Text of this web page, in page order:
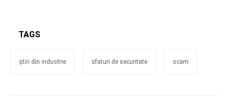
TAGS
știri din industrie sfaturi de securitate scam